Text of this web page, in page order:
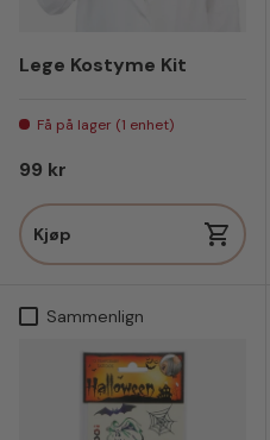
Lege Kostyme Kit
Få på lager (1 enhet)
Vanlig pris
99 kr
Kjøp
Sammenlign